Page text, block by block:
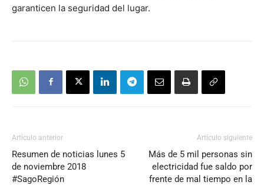
garanticen la seguridad del lugar.
Artículo anterior
Resumen de noticias lunes 5
de noviembre 2018
#SagoRegión
Artículo siguiente
Más de 5 mil personas sin
electricidad fue saldo por
frente de mal tiempo en la